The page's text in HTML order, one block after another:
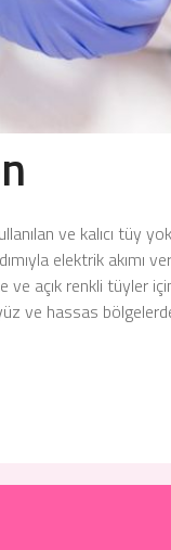
ve kalıcı tüy
elektrik akımı
ve açık renkli tüyler
ve hassas